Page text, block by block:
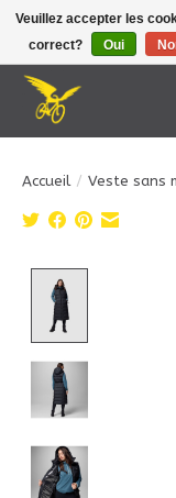
Le Pédalier | Îles de la
Accueil / Veste sans
Veuillez accepter les
correct?
Oui